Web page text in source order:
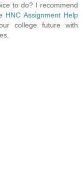
to do? I recommend
HNC Assignment Help
college future with